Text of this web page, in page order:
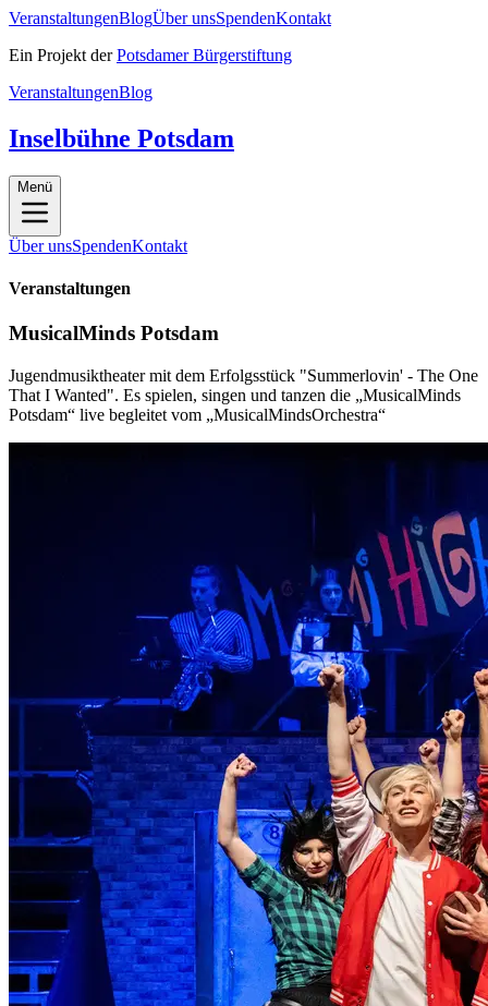
VeranstaltungenBlogÜber unsSpendenKontakt
Ein Projekt der Potsdamer Bürgerstiftung
VeranstaltungenBlog
Inselbühne Potsdam
Menü
Über unsSpendenKontakt
Veranstaltungen
MusicalMinds Potsdam
Jugendmusiktheater mit dem Erfolgsstück "Summerlovin' - The One
That I Wanted". Es spielen, singen und tanzen die „MusicalMinds
Potsdam“ live begleitet vom „MusicalMindsOrchestra“